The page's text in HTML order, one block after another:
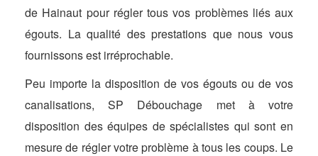
de Hainaut pour régler tous vos problèmes liés aux
égouts. La qualité des prestations que nous vous
fournissons est irréprochable.
Peu importe la disposition de vos égouts ou de vos
canalisations, SP Débouchage met à votre
disposition des équipes de spécialistes qui sont en
mesure de régler votre problème à tous les coups. Le